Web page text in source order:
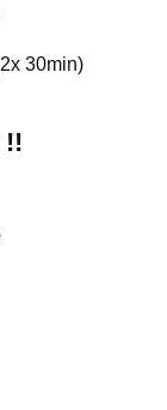
30min)
!!